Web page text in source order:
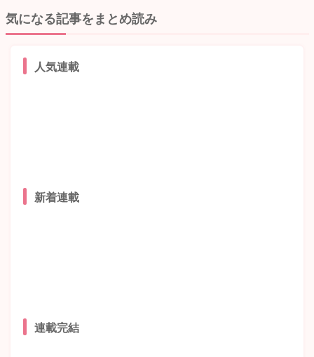
気になる記事をまとめ読み
人気連載
新着連載
連載完結